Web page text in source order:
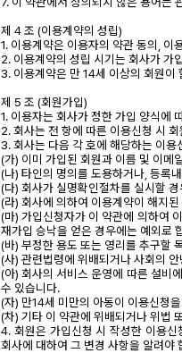
제 4 조 (이용계약의 성립)
1. 이용계약은 이용자의 약관 동의, 이
2. 이용계약의 성립 시기는 회사가 가
3. 이용계약은 만 14세 이상의 회원이
제 5 조 (회원가입)
1. 이용자는 회사가 정한 가입 양식에
2. 회사는 전 항에 따른 이용신청 시
3. 회사는 다음 각 호에 해당하는 이
(가) 이미 가입된 회원과 이름 및 이메
(나) 타인의 명의를 도용하거나, 등록
(다) 회사가 실명확인절차를 실시할
(라) 회사에 의하여 이용계약이 해지
(마) 가입신청자가 이 약관에 의하여
재가입 승낙을 얻은 경우에는 예외로
(바) 부정한 용도 또는 영리를 추구할
(사) 관련법령에 위배되거나 사회의
(아) 회사의 서비스 운영에 따른 설비
수 있습니다.
(자) 만14세 미만의 아동이 이용신청
(차) 기타 이 약관에 위배되거나 위법
4. 회원은 가입신청 시 작성한 이용
회사에 대하여 그 변경 사항을 알려야